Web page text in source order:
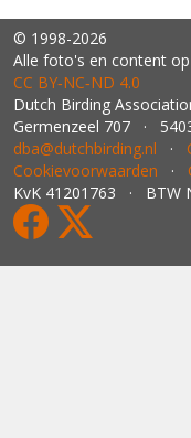
© 1998-2026
Alle foto's en content
CC BY‑NC‑ND 4.0
Dutch Birding
Germenzeel 707 ·
dba@dutchbirding.nl ·
Cookievoorwaarden ·
KvK 41201763 · BTW